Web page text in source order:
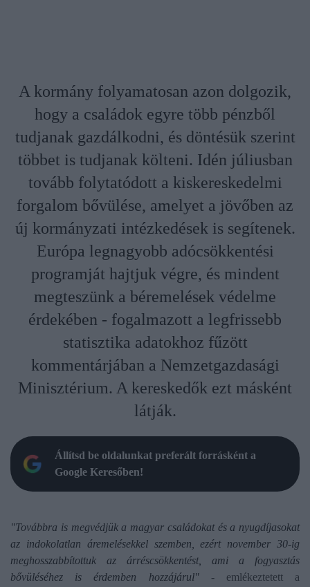
A kormány folyamatosan azon dolgozik,
hogy a családok egyre több pénzből
tudjanak gazdálkodni, és döntésük szerint
többet is tudjanak költeni. Idén júliusban
tovább folytatódott a kiskereskedelmi
forgalom bővülése, amelyet a jövőben az
új kormányzati intézkedések is segítenek.
Európa legnagyobb adócsökkentési
programját hajtjuk végre, és mindent
megteszünk a béremelések védelme
érdekében - fogalmazott a legfrissebb
statisztika adatokhoz fűzött
kommentárjában a Nemzetgazdasági
Minisztérium. A kereskedők ezt másként
látják.
Állítsd be oldalunkat preferált forrásként a
Google Keresőben!
"Továbbra is megvédjük a magyar családokat és a nyugdíjasokat
az indokolatlan áremelésekkel szemben, ezért november 30-ig
meghosszabbítottuk az árréscsökkentést, ami a fogyasztás
bővüléséhez is érdemben hozzájárul"- emlékeztetett a